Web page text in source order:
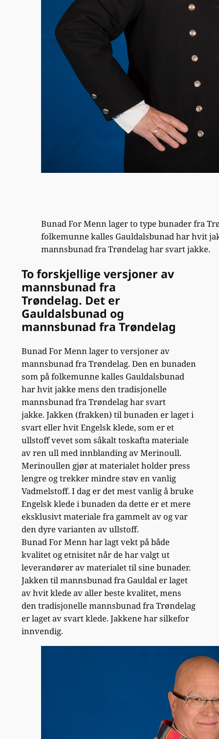
Bunad For Menn lager to type bunader fra
folkemunne kalles Gauldalsbunad har hvit
mannsbunad fra Trøndelag har svart jakke.
To forskjellige versjoner av
mannsbunad fra
Trøndelag. Det er
Gauldalsbunad og
mannsbunad fra Trøndelag
Bunad For Menn lager to versjoner av
mannsbunad fra Trøndelag. Den en bunaden
som på folkemunne kalles Gauldalsbunad
har hvit jakke mens den tradisjonelle
mannsbunad fra Trøndelag har svart
jakke. Jakken (frakken) til bunaden er laget i
svart eller hvit Engelsk klede, som er et
ullstoff vevet som såkalt toskafta materiale
av ren ull med innblanding av Merinoull.
Merinoullen gjør at materialet holder press
lengre og trekker mindre støv en vanlig
Vadmelstoff. I dag er det mest vanlig å bruke
Engelsk klede i bunaden da dette er et mere
eksklusivt materiale fra gammelt av og var
den dyre varianten av ullstoff.
Bunad For Menn har lagt vekt på både
kvalitet og etnisitet når de har valgt ut
leverandører av materialet til sine bunader.
Jakken til mannsbunad fra Gauldal er laget
av hvit klede av aller beste kvalitet, mens
den tradisjonelle mannsbunad fra Trøndelag
er laget av svart klede. Jakkene har silkefor
innvendig.